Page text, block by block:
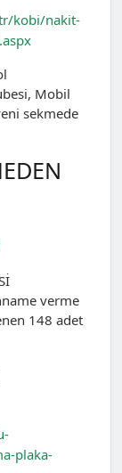
kobi/nakit-
Mobil
sekmede
verme
148 adet
plaka-